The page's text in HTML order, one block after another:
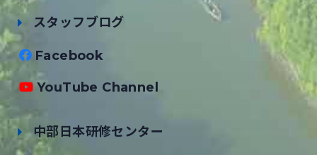
スタッフブログ
Facebook
YouTube Channel
中部日本研修センター